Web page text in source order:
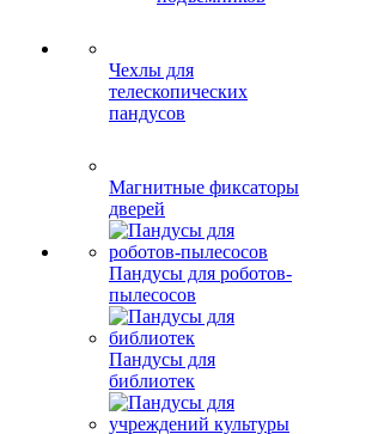
Чехлы для
телескопических
пандусов
Магнитные фиксаторы
дверей
Пандусы для роботов-
пылесосов
Пандусы для
библиотек